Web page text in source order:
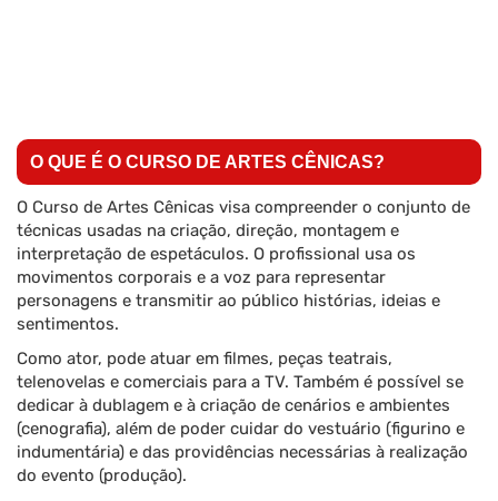
O QUE É O CURSO DE ARTES CÊNICAS?
O Curso de Artes Cênicas visa compreender o conjunto de
técnicas usadas na criação, direção, montagem e
interpretação de espetáculos. O profissional usa os
movimentos corporais e a voz para representar
personagens e transmitir ao público histórias, ideias e
sentimentos.
Como ator, pode atuar em filmes, peças teatrais,
telenovelas e comerciais para a TV. Também é possível se
dedicar à dublagem e à criação de cenários e ambientes
(cenografia), além de poder cuidar do vestuário (figurino e
indumentária) e das providências necessárias à realização
do evento (produção).